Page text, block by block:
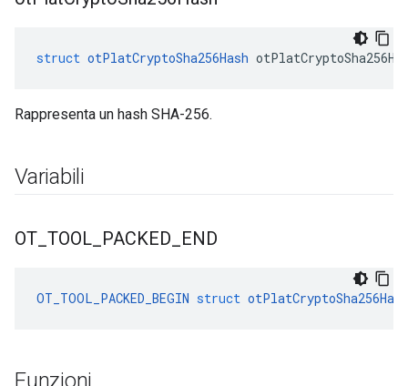
struct otPlatCryptoSha256Hash
Rappresenta un hash SHA-256.
Variabili
OT TOOL PACKED END
OT_TOOL_PACKED_BEGIN struct otPlatCryptoSha256Hash
Funzioni